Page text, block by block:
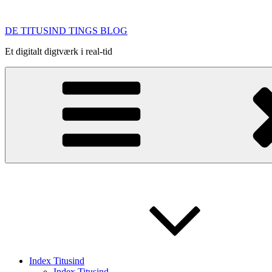
indhold
DE TITUSIND TINGS BLOG
Et digitalt digtværk i real-tid
Index Titusind